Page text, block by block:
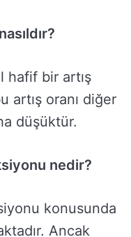
hafif bir artış
artış oranı diğer
düşüktür.
nedir?
konusunda
Ancak